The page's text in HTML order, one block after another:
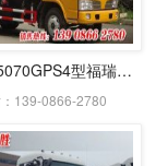
楚胜牌CSC5070GPS4型福瑞卡绿化喷洒车
139-0866-2780